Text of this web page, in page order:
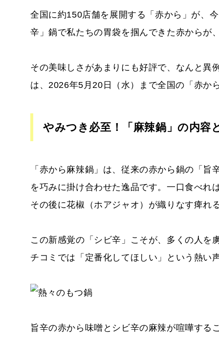
全国に約150店舗を展開する「赤から」が、
辛」鍋で私たちの胃袋を掴んできた赤からが
その美味しさがあまりにも好評で、なんと異
は、2026年5月20日（水）まで全国の「赤か
やみつき必至！「麻辣鍋」の内容
「赤から麻辣鍋」は、従来の赤から鍋の「
を巧みに掛け合わせた逸品です。一口食べれ
その後に花椒（ホアジャオ）が織りなす痺れ
この新感覚の「シビ辛」こそが、多くの人を
チコミでは「定番化してほしい」という熱い
旨辛の赤から味噌とシビ辛の麻辣が喧嘩する